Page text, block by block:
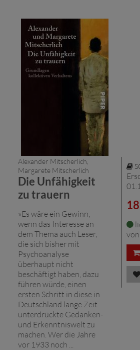
Alexander Mitscherlich,
Margarete Mitscherlich
Die Unfähigkeit
zu trauern
»Es wäre ein Gewinn,
wenn das Interesse an
dem Thema auch Leser,
die sich bisher mit
Psychoanalyse
überhaupt nicht
beschäftigt haben, dazu
führen würde, einen
ersten Schritt in diese in
Deutschland lange Zeit
unterdrückte Gedanken-
und Erkenntniswelt zu
machen. Wer die Jahre
vor 1933 noch ...